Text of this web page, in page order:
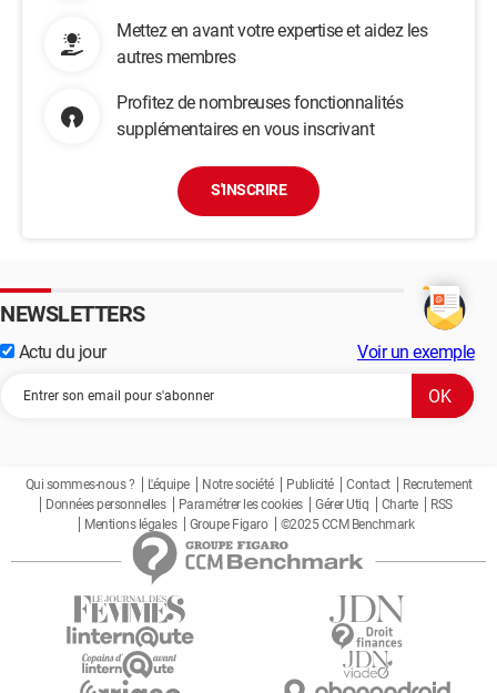
Mettez en avant votre expertise et aidez les
autres membres
Profitez de nombreuses fonctionnalités
supplémentaires en vous inscrivant
S'INSCRIRE
NEWSLETTERS
Actu du jour Voir un exemple
Qui sommes-nous ? L'équipe Notre société Publicité Contact
Recrutement
Données personnelles
Paramétrer les cookies Gérer Utiq Charte
RSS
Mentions légales
Groupe Figaro ©2025 CCM Benchmark